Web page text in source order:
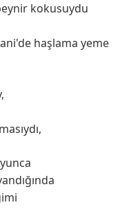
kokusuydu
haşlama yeme